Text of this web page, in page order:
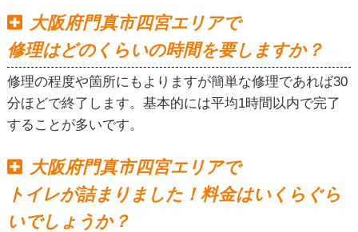
大阪府門真市四宮エリアで
修理はどのくらいの時間を要しますか？
修理の程度や箇所にもよりますが簡単な修理であれば30
分ほどで終了します。基本的には平均1時間以内で完了
することが多いです。
大阪府門真市四宮エリアで
トイレが詰まりました！料金はいくらぐら
いでしょうか？